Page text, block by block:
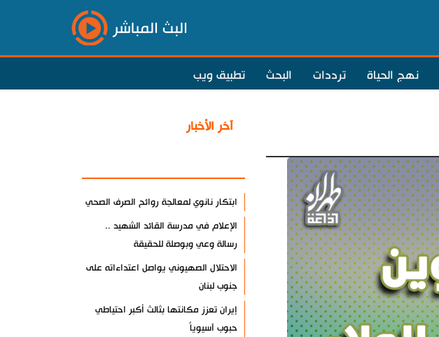
البث المباشر
نهج الحياة ترددات البحث تطبيق ويب
آخر الأخبار
ابتكار نانوي لمعالجة روائح الصرف الصحي
الإعلام في مدرسة القائد الشهيد ..
رسالة وعي وبوصلة للحقيقة
الاحتلال الصهيوني يواصل اعتداءاته على
جنوب لبنان
إيران تعزز مكانتها بثالث أكبر احتياطي
حبوب آسيوياً